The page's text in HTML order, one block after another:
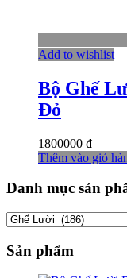
Add to wishlist
Bộ Ghế
Đỏ
1800000 ₫
Thêm vào giỏ
Danh mục sản
Sản phẩm